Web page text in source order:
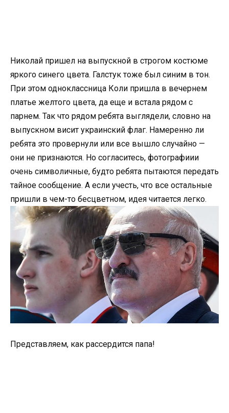
Николай пришел на выпускной в строгом костюме
яркого синего цвета. Галстук тоже был синим в тон.
При этом одноклассница Коли пришла в вечернем
платье желтого цвета, да еще и встала рядом с
парнем. Так что рядом ребята выглядели, словно на
выпускном висит украинский флаг. Намеренно ли
ребята это провернули или все вышло случайно —
они не признаются. Но согласитесь, фотографиии
очень символичные, будто ребята пытаются передать
тайное сообщение. А если учесть, что все остальные
пришли в чем-то бесцветном, идея читается легко.
Представляем, как рассердится папа!